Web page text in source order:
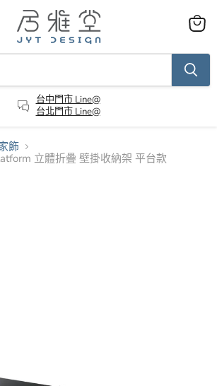
台中門市 Line@
台北門市 Line@
查
物
飾
立體折疊 壁掛收納架 平台款